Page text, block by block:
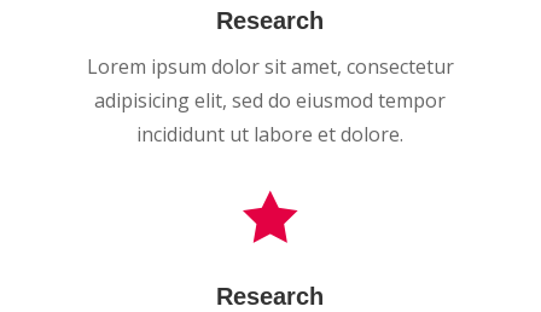
Research
Lorem ipsum dolor sit amet, consectetur
adipisicing elit, sed do eiusmod tempor
incididunt ut labore et dolore.

Research